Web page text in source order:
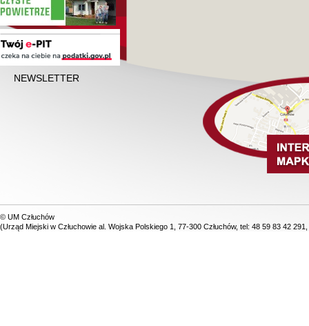
NEWSLETTER
© UM Człuchów
(Urząd Miejski w Człuchowie al. Wojska Polskiego 1, 77-300 Człuchów, tel: 48 59 83 42